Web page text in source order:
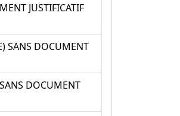
JUSTIFICATIF
SANS DOCUMENT
DOCUMENT